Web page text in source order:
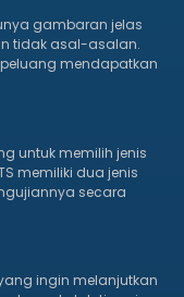
gambaran jelas
tidak asal-asalan.
mendapatkan
untuk memilih jenis
memiliki dua jenis
secara
ingin melanjutkan